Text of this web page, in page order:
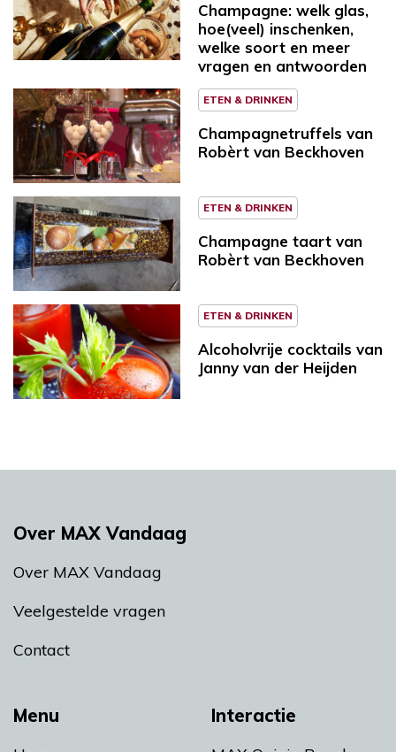
Champagne: welk glas,
hoe(veel) inschenken,
welke soort en meer
vragen en antwoorden
ETEN & DRINKEN
Champagnetruffels van
Robèrt van Beckhoven
ETEN & DRINKEN
Champagne taart van
Robèrt van Beckhoven
ETEN & DRINKEN
Alcoholvrije cocktails van
Janny van der Heijden
Menu Interactie
Over MAX Vandaag
Over MAX Vandaag
Veelgestelde vragen
Contact